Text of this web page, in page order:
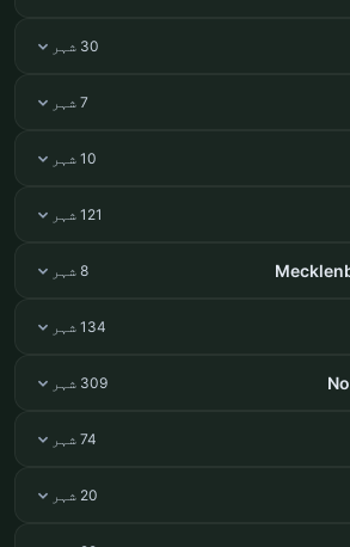
30 شہر
7 شہر
10 شہر
121 شہر
8 شہر
134 شہر
309 شہر
74 شہر
20 شہر